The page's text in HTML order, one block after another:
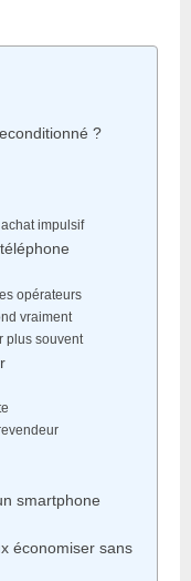
?
impulsif
opérateurs
vraiment
plus souvent
smartphone
économiser sans